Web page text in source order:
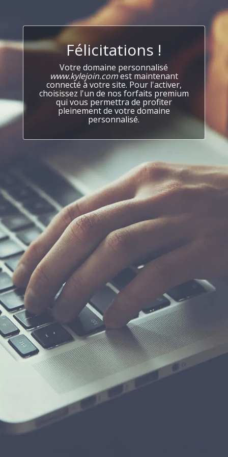
Félicitations !
Votre domaine personnalisé
www.kylejoin.comest maintenant
connecté à votre site. Pour l'activer,
choisissez l'un de nos forfaits premium
qui vous permettra de profiter
pleinement de votre domaine
personnalisé.